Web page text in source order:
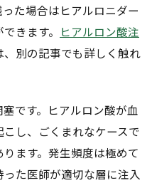
た場合はヒアルロニダー
きます。 ヒアルロン酸注
、別の記事でも詳しく触れ
です。ヒアルロン酸が血
し、ごくまれなケースで
ます。発生頻度は極めて
た医師が適切な層に注入